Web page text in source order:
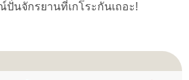
นจักรยานที่เกโระกันเถอะ!